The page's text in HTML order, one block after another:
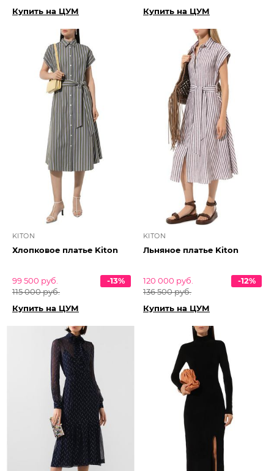
Купить на ЦУМ Купить на ЦУМ
KITON
Хлопковое платье Kiton
99 500 руб.
115 000 руб.
-13%
Купить на ЦУМ
KITON
Льняное платье Kiton
120 000 руб.
136 500 руб.
-12%
Купить на ЦУМ